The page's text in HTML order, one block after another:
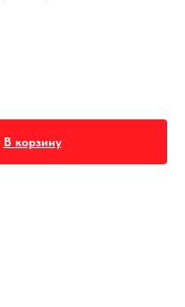
В корзину